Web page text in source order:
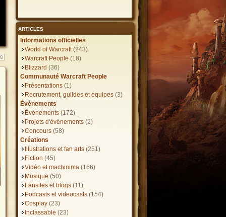
8
ARTICLES
Informations officielles
World of Warcraft(243)
Warcraft People (18)
Blizzard (36)
Communauté Warcraft People
Présentations(1)
Recrutement, guildes et équipes(3)
Évènements
Évènements(172)
Projets d'évènements(2)
Concours(58)
Créations
Illustrations et fan arts(251)
Fiction (45)
Vidéo et machinima(166)
Musique (50)
Fansites et blogs(11)
Podcasts et videocasts(154)
Cosplay(23)
Inclassable (23)